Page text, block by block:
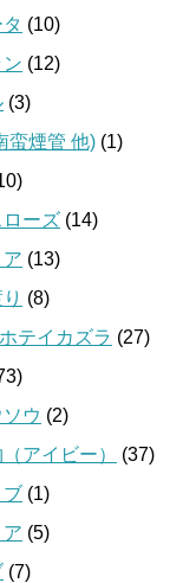
(10)
(12)
(3)
蛮煙管 他) (1)
ローズ (14)
(13)
(8)
テイカズラ (27)
ウ (2)
アイビー）
(37)
ブ (1)
(5)
(7)